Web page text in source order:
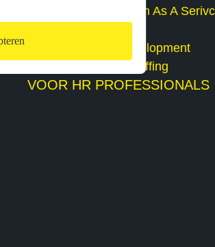
Talent Acquisition As A
Learning & Development
Tijdelijke HR Staffing
VOOR HR PROFESSIONALS